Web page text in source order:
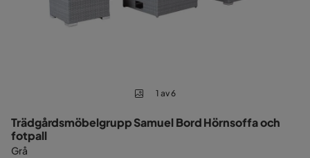
1 av 6
Trädgårdsmöbelgrupp Samuel Bord Hörnsoffa och
fotpall
Grå